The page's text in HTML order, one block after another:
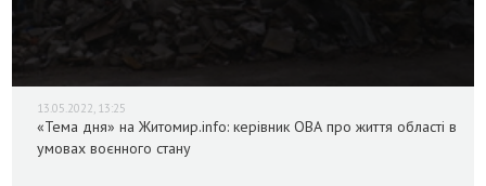
13.05.2022, 13:25
«Тема дня» на Житомир.info: керівник ОВА про життя області в
умовах воєнного стану